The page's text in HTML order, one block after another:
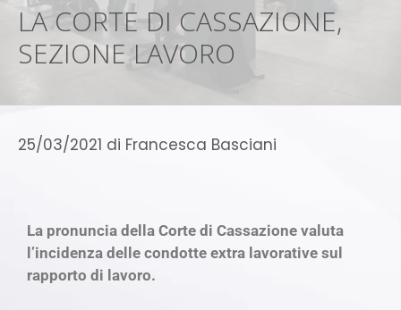
LA CORTE DI CASSAZIONE,
SEZIONE LAVORO
25/03/2021 di Francesca Basciani
La pronuncia della Corte di Cassazione valuta
l’incidenza delle condotte extra lavorative sul
rapporto di lavoro.